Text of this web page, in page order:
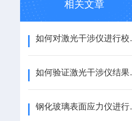
相关文章
如何
如何
钢化玻